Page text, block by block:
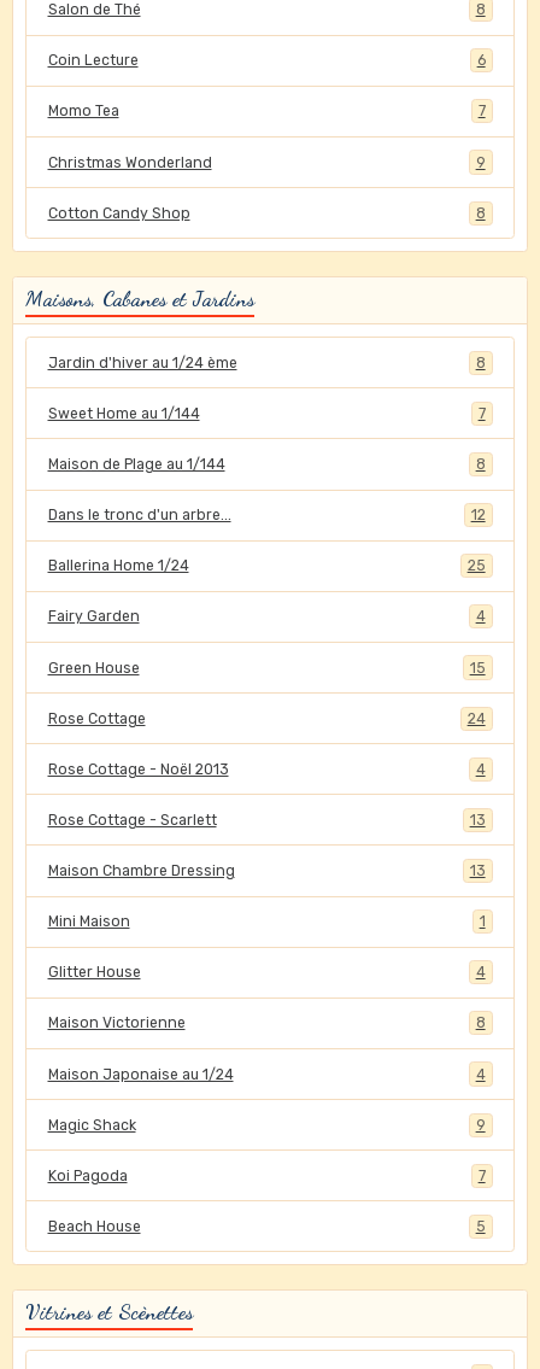
Salon de Thé 8
Coin Lecture 6
Momo Tea 7
Christmas Wonderland 9
Cotton Candy Shop 8
Maisons, Cabanes et Jardins
Jardin d'hiver au 1/24 ème 8
Sweet Home au 1/144 7
Maison de Plage au 1/144 8
Dans le tronc d'un arbre... 12
Ballerina Home 1/24 25
Fairy Garden 4
Green House 15
Rose Cottage 24
Rose Cottage - Noël 2013 4
Rose Cottage - Scarlett 13
Maison Chambre Dressing 13
Mini Maison 1
Glitter House 4
Maison Victorienne 8
Maison Japonaise au 1/24 4
Magic Shack 9
Koi Pagoda 7
Beach House 5
Vitrines et Scènettes